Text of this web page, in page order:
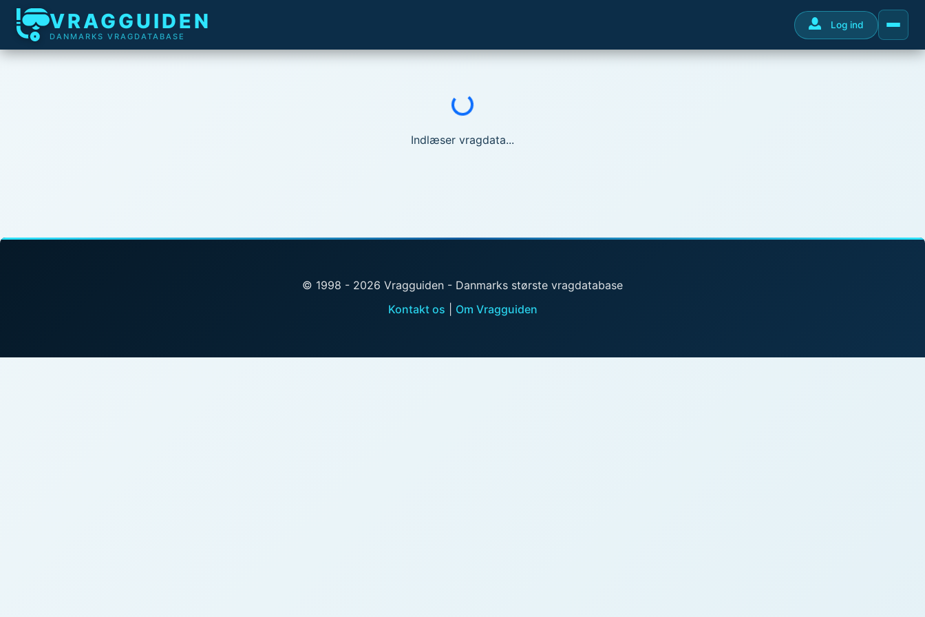
VRAGGUIDEN
DANMARKS VRAGDATABASE
Log ind
Indlæser...
Indlæser vragdata...
© 1998 - 2026 Vragguiden - Danmarks største vragdatabase
Kontakt os
Om Vragguiden